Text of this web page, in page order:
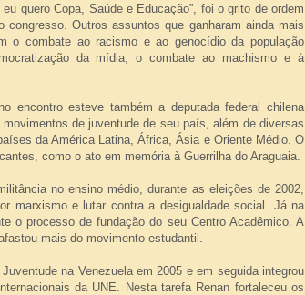
quero Copa, Saúde e Educação”, foi o grito de ordem
congresso. Outros assuntos que ganharam ainda mais
o combate ao racismo e ao genocídio da população
da mídia, o combate ao machismo e à
encontro esteve também a deputada federal chilena
de juventude de seu país, além de diversas
da América Latina, África, Ásia e Oriente Médio. O
como o ato em memória à Guerrilha do Araguaia.
no ensino médio, durante as eleições de 2002,
marxismo e lutar contra a desigualdade social. Já na
o processo de fundação do seu Centro Acadêmico. A
mais do movimento estudantil.
na Venezuela em 2005 e em seguida integrou
da UNE. Nesta tarefa Renan fortaleceu os